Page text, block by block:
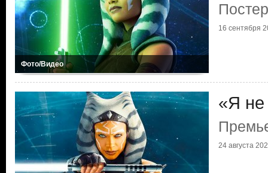
Фото/Видео
16 сентября
«Я
24 августа